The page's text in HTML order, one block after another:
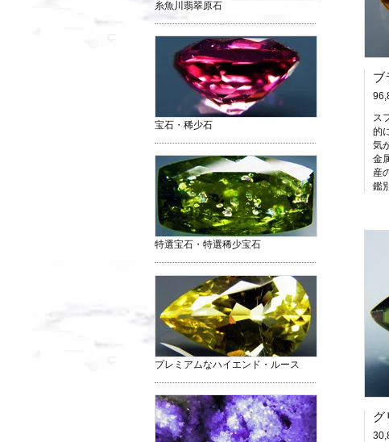
ス
的
気
金
産
鑑
糸魚川翡翠原石
宝石・稀少石
特選宝石・特選稀少宝石
プレミアムなハイエンド・ルース